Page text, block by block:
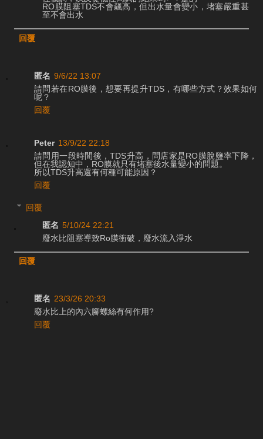
RO膜阻塞TDS不會飆高，但出水量會變小，堵塞嚴重甚
至不會出水
回覆
匿名 9/6/22 13:07
請問若在RO膜後，想要再提升TDS，有哪些方式？效果如何
呢？
回覆
Peter 13/9/22 22:18
請問用一段時間後，TDS升高，問店家是RO膜脫鹽率下降，
但在我認知中，RO膜就只有堵塞後水量變小的問題。
所以TDS升高還有何種可能原因？
回覆
回覆
匿名 5/10/24 22:21
廢水比阻塞導致Ro膜衝破，廢水流入淨水
回覆
匿名 23/3/26 20:33
廢水比上的內六腳螺絲有何作用?
回覆